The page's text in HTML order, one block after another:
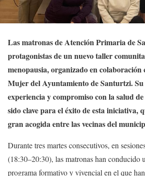
Las matronas de Atención Primaria de
protagonistas de un nuevo taller
menopausia, organizado en colaboración
Mujer del Ayuntamiento de Santurtzi.
experiencia y compromiso con la salud
sido clave para el éxito de esta iniciativa,
gran acogida entre las vecinas del
Durante tres martes consecutivos, en
(18:30–20:30), las matronas han conducido
programa formativo y vivencial en el que